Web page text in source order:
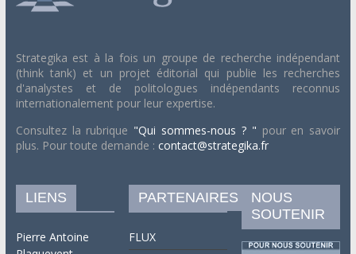
Strategika est à la fois un groupe de recherche indépendant
(think tank) et un projet éditorial qui publie les recherches
d'analystes et de politologues indépendants reconnus
internationalement pour leur expertise.
Consultez la rubrique "Qui sommes-nous ? " pour en savoir
plus. Pour toute demande : contact@strategika.fr
LIENS
Pierre Antoine
PARTENAIRES
FLUX
NOUS
SOUTENIR